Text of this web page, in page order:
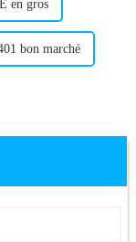
en gros
bon marché